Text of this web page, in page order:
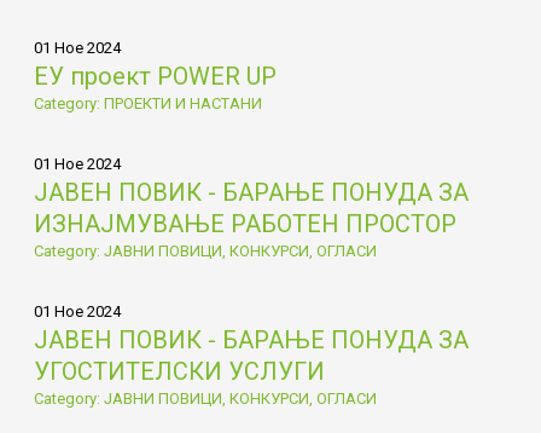
01 Ное 2024
ЕУ проект POWER UP
Category: ПРОЕКТИ И НАСТАНИ
01 Ное 2024
ЈАВЕН ПОВИК - БАРАЊЕ ПОНУДА ЗА
ИЗНАЈМУВАЊЕ РАБОТЕН ПРОСТОР
Category: ЈАВНИ ПОВИЦИ, КОНКУРСИ, ОГЛАСИ
01 Ное 2024
ЈАВЕН ПОВИК - БАРАЊЕ ПОНУДА ЗА
УГОСТИТЕЛСКИ УСЛУГИ
Category: ЈАВНИ ПОВИЦИ, КОНКУРСИ, ОГЛАСИ